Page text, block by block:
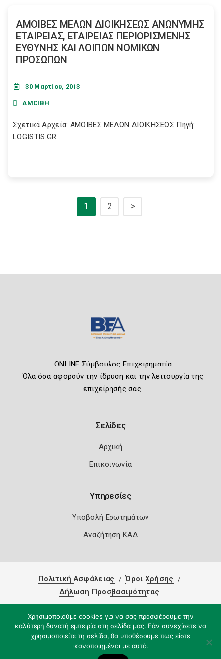
ΑΜΟΙΒΕΣ ΜΕΛΩΝ ΔΙΟΙΚΗΣΕΩΣ ΑΝΩΝΥΜΗΣ
ΕΤΑΙΡΕΙΑΣ, ΕΤΑΙΡΕΙΑΣ ΠΕΡΙΟΡΙΣΜΕΝΗΣ
ΕΥΘΥΝΗΣ ΚΑΙ ΛΟΙΠΩΝ ΝΟΜΙΚΩΝ
ΠΡΟΣΩΠΩΝ
30 Μαρτίου, 2013
ΑΜΟΙΒΗ
Σχετικά Αρχεία: ΑΜΟΙΒΕΣ ΜΕΛΩΝ ΔΙΟΙΚΗΣΕΩΣ Πηγή:
LOGISTIS.GR
1 2 >
ONLINE Σύμβουλος Επιχειρηματία
Όλα όσα αφορούν την ίδρυση και την λειτουργία της
επιχείρησής σας.
Σελίδες
Αρχική
Επικοινωνία
Υπηρεσίες
Υποβολή Ερωτημάτων
Αναζήτηση ΚΑΔ
Πολιτική Ασφάλειας
Όροι Χρήσης
Δήλωση Προσβασιμότητας
Χρησιμοποιούμε cookies για να σας προσφέρουμε την
καλύτερη δυνατή εμπειρία στη σελίδα μας. Εάν συνεχίσετε να
χρησιμοποιείτε τη σελίδα, θα υποθέσουμε πως είστε
ικανοποιημένοι με αυτό.